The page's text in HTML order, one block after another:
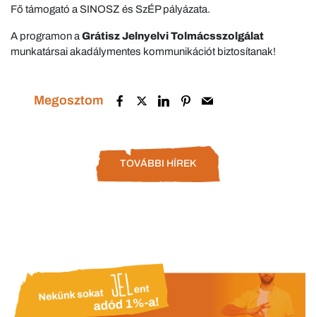
Fő támogató a SINOSZ és SzÉP pályázata.
A programon a Grátisz Jelnyelvi Tolmácsszolgálat
munkatársai akadálymentes kommunikációt biztosítanak!
Megosztom
TOVÁBBI HÍREK